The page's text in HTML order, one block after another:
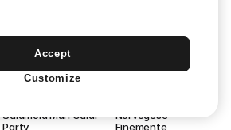
Salamoia Mari Caldi
Party
Norvegese
Finemente
Accept
Customize